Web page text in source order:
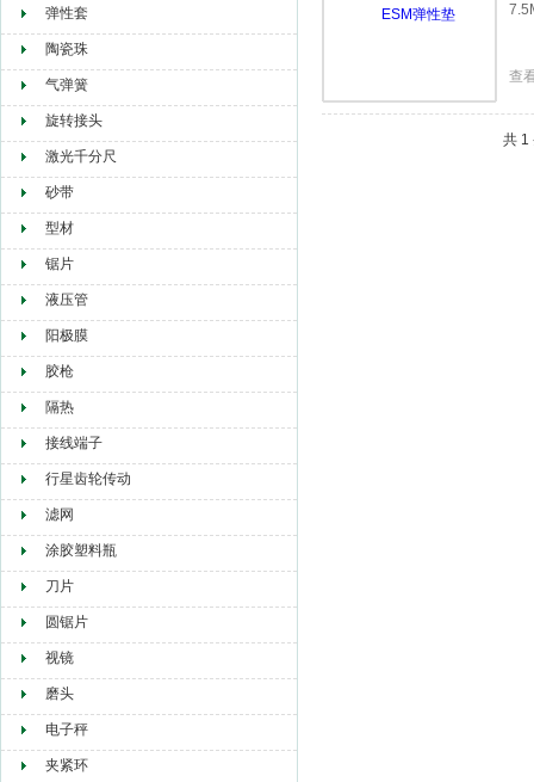
赫尔纳贸易（大连）有限公司
弹性套
陶瓷珠
气弹簧
旋转接头
激光千分尺
砂带
型材
锯片
液压管
阳极膜
胶枪
隔热
接线端子
行星齿轮传动
滤网
涂胶塑料瓶
刀片
圆锯片
视镜
磨头
电子秤
夹紧环
查
共 1